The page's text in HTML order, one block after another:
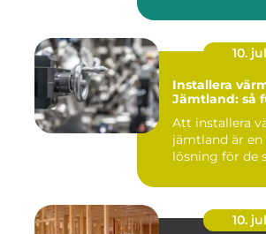
10. jul
Installera
Jämtland: så
Att installera
jämtland är en
lösning för de
10. jul